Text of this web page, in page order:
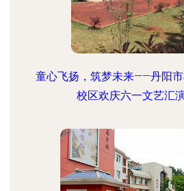
童心飞扬，筑梦未来——丹阳
校区欢庆六一文艺汇